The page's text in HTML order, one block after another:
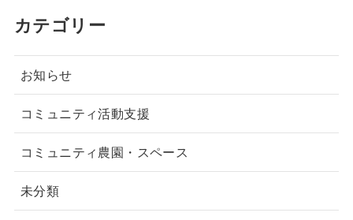
カテゴリー
お知らせ
コミュニティ活動支援
コミュニティ農園・スペース
未分類